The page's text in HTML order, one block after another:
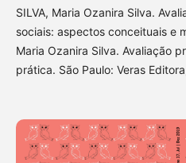
SILVA, Maria Ozanira Silva.
sociais: aspectos conceituais e
Maria Ozanira Silva. Avaliação
prática. São Paulo: Veras